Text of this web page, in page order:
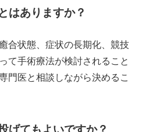
はありますか？
合状態、症状の長期化、競技
て手術療法が検討されること
門医と相談しながら決めるこ
げてもよいですか？